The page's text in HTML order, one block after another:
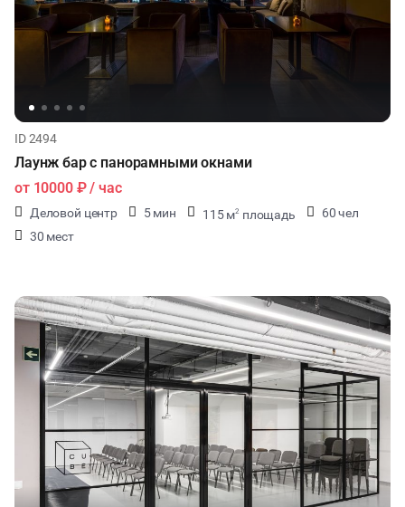
ID 2494
Лаунж бар с панорамными окнами
от 10000 ₽/ час
Деловой центр 5 мин 115 м2 площадь
60 чел
30 мест